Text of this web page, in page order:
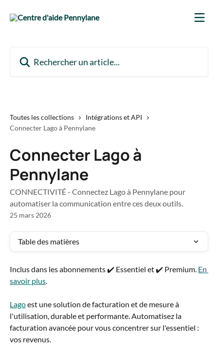
Toutes les collections
Intégrations et API
Connecter Lago à Pennylane
Connecter Lago à
Pennylane
CONNECTIVITÉ - Connectez Lago à Pennylane pour
automatiser la communication entre ces deux outils.
25 mars 2026
Table des matières
Inclus dans les abonnements ✔️ Essentiel et ✔️ Premium. En
savoir plus.
Lago est une solution de facturation et de mesure à
l'utilisation, durable et performante. Automatisez la
facturation avancée pour vous concentrer sur l'essentiel :
vos revenus.